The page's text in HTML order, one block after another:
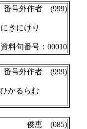
番号外作者 (999)
きにけり
料句番号：00010
番号外作者 (999)
かるらむ
俊恵 (085)